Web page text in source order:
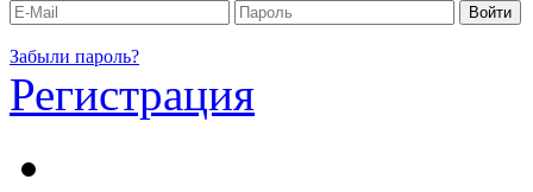
Забыли пароль?
Регистрация